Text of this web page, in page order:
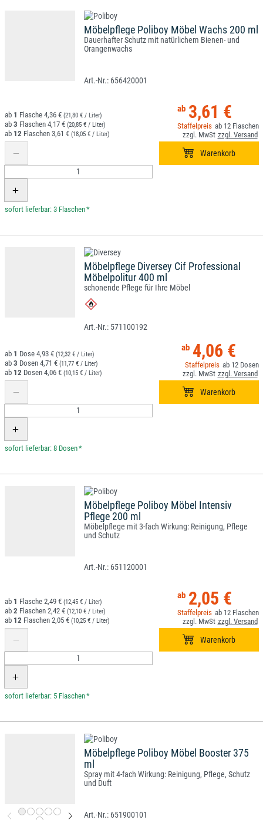
Möbelpflege Poliboy Möbel Wachs 200 ml
Dauerhafter Schutz mit natürlichem Bienen- und
Orangenwachs
656420001
3,61 €
12
1 4,36 € (21,80 € / Liter)
3 4,17 € (20,85 € / Liter)
12 3,61 € (18,05 € / Liter)
*
Möbelpflege Diversey Cif Professional
Möbelpolitur 400 ml
schonende Pflege für Ihre Möbel
571100192
4,06 €
12
1 4,93 € (12,32 € / Liter)
3 4,71 € (11,77 € / Liter)
12 4,06 € (10,15 € / Liter)
*
Möbelpflege Poliboy Möbel Intensiv
Pflege 200 ml
Möbelpflege mit 3-fach Wirkung: Reinigung, Pflege
und Schutz
651120001
2,05 €
12
1 2,49 € (12,45 € / Liter)
2 2,42 € (12,10 € / Liter)
12 2,05 € (10,25 € / Liter)
*
Möbelpflege Poliboy Möbel Booster 375
ml
Spray mit 4-fach Wirkung: Reinigung, Pflege, Schutz
und Duft
651900101